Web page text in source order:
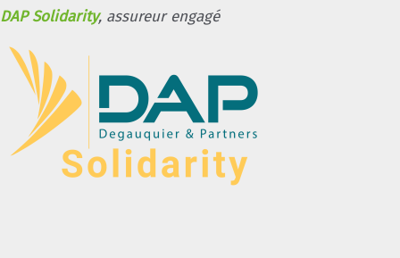
DAP Solidarity, assureur engagé